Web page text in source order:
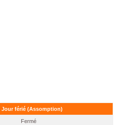
Jour férié (Assomption)
Fermé